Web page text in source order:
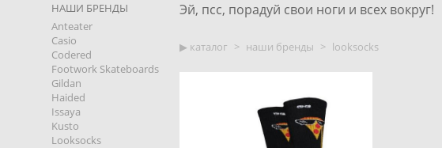
НАШИ БРЕНДЫ
Anteater
Casio
Codered
Footwork Skateboards
Gildan
Haided
Issaya
Kusto
Looksocks
Эй, псс, порадуй свои ноги и всех вокруг!
▶︎ каталог > наши бренды > looksocks